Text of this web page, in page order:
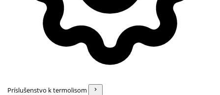
Príslušenstvo k termolisom